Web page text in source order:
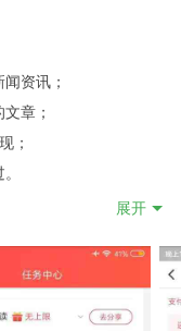
资讯；
章；
；
展开